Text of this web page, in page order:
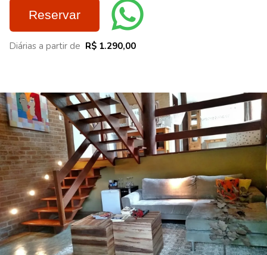
Reservar
Diárias a partir de R$ 1.290,00